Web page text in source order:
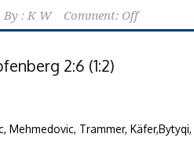
By : K W Comment: Off
2:6 (1:2)
Mehmedovic, Trammer,